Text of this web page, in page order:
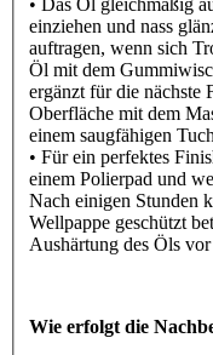
einziehen und nass
auftragen, wenn sich
Öl mit dem
ergänzt für die nächste
Oberfläche mit dem
einem saugfähigen
• Für ein perfektes
einem Polierpad und
Nach einigen Stunden
Wellpappe geschützt
Aushärtung des Öls
Wie erfolgt die